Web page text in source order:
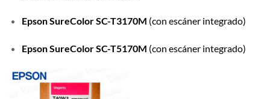
Epson SureColor SC-T3170M (con escáner integrado)
Epson SureColor SC-T5170M (con escáner integrado)